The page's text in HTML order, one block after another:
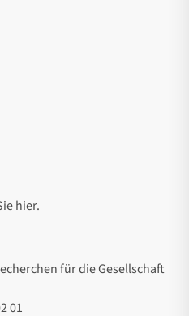
hier.
für die Gesellschaft
01